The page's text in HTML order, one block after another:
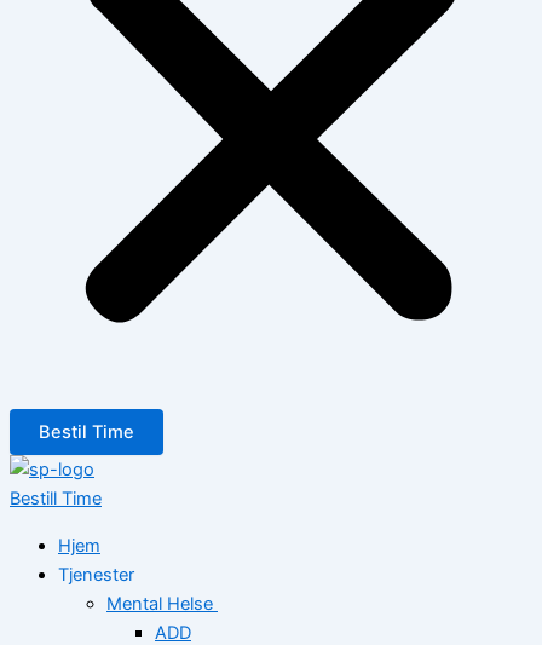
Bestil Time
Bestill Time
Hjem
Tjenester
Mental Helse
ADD